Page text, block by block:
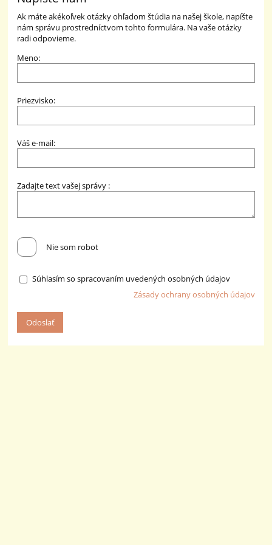
Ak máte akékoľvek otázky ohľadom štúdia na našej škole, napíšte
nám správu prostredníctvom tohto formulára. Na vaše otázky
radi odpovieme.
Meno:
Priezvisko:
Váš e-mail:
Zadajte text vašej správy :
Nie som robot
Súhlasím so spracovaním uvedených osobných údajov
Zásady ochrany osobných údajov